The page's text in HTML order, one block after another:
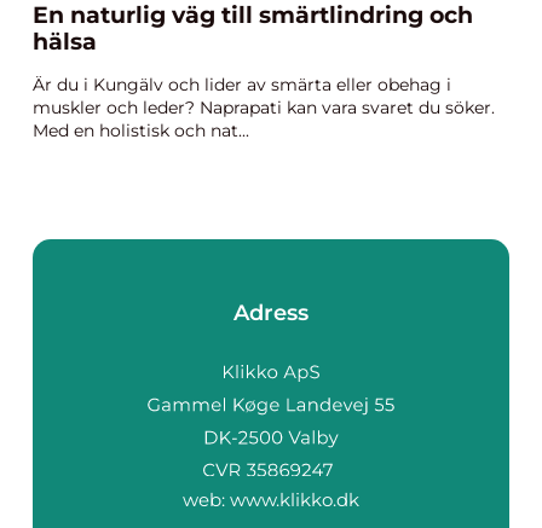
En naturlig väg till smärtlindring och
hälsa
Är du i Kungälv och lider av smärta eller obehag i
muskler och leder? Naprapati kan vara svaret du söker.
Med en holistisk och nat...
Adress
web: www.klikko.dk